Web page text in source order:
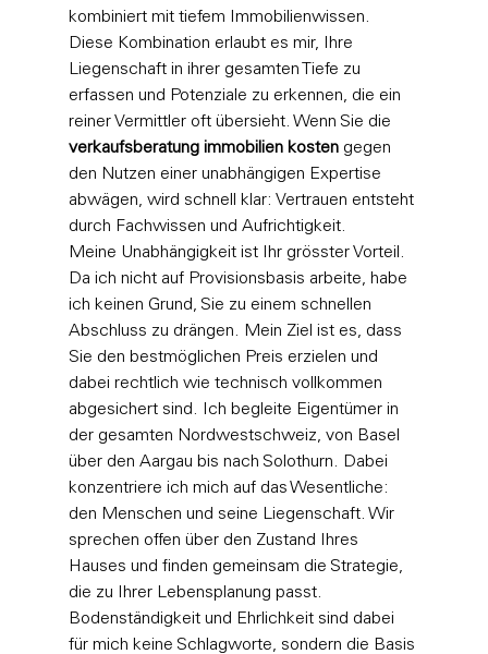
kombiniert mit tiefem Immobilienwissen.
Diese Kombination erlaubt es mir, Ihre
Liegenschaft in ihrer gesamten Tiefe zu
erfassen und Potenziale zu erkennen, die ein
reiner Vermittler oft übersieht. Wenn Sie die
verkaufsberatung immobilien kosten gegen
den Nutzen einer unabhängigen Expertise
abwägen, wird schnell klar: Vertrauen entsteht
durch Fachwissen und Aufrichtigkeit.
Meine Unabhängigkeit ist Ihr grösster Vorteil.
Da ich nicht auf Provisionsbasis arbeite, habe
ich keinen Grund, Sie zu einem schnellen
Abschluss zu drängen. Mein Ziel ist es, dass
Sie den bestmöglichen Preis erzielen und
dabei rechtlich wie technisch vollkommen
abgesichert sind. Ich begleite Eigentümer in
der gesamten Nordwestschweiz, von Basel
über den Aargau bis nach Solothurn. Dabei
konzentriere ich mich auf das Wesentliche:
den Menschen und seine Liegenschaft. Wir
sprechen offen über den Zustand Ihres
Hauses und finden gemeinsam die Strategie,
die zu Ihrer Lebensplanung passt.
Bodenständigkeit und Ehrlichkeit sind dabei
für mich keine Schlagworte, sondern die Basis